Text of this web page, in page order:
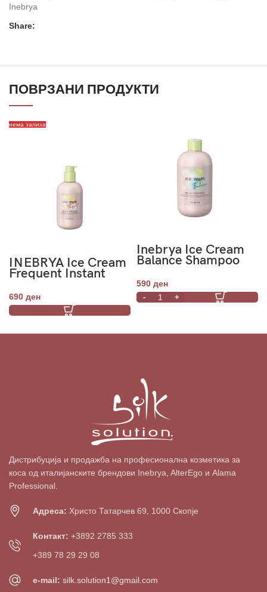
Inebrya
Share:
ПОВРЗАНИ ПРОДУКТИ
нема залиха
INEBRYA Ice Cream
Frequent Instant
Detangler 200ml
690 ден
Inebrya Ice Cream
Balance Shampoo
590 ден
Дистрибуција и продажба на професионална козметика за
коса од италијанските брендови Inebrya, AlterEgo и Alama
Professional.
Адреса: Христо Татарчев 69, 1000 Скопје
Контакт: +3892 2785 333
+389 78 29 29 08
e-mail: silk.solution1@gmail.com